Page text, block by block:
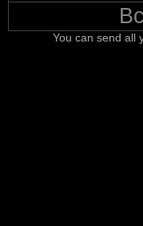
You can send all